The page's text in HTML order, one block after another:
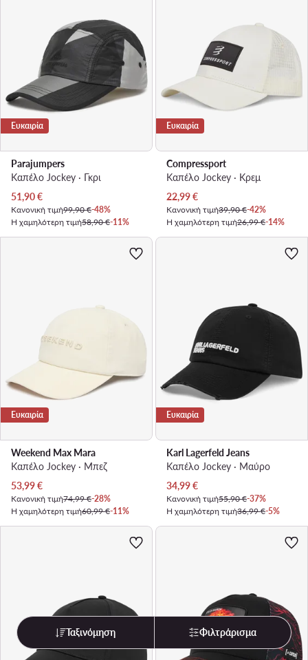
Ευκαιρία
Parajumpers
Καπέλο Jockey · Γκρι
Τρέχουσα τιμή
51,90€
Κανονική τιμή99,90 €-48%
Η χαμηλότερη τιμή58,90 €-11%
Ευκαιρία
Compressport
Καπέλο Jockey · Κρεμ
Τρέχουσα τιμή
22,99€
Κανονική τιμή39,90 €-42%
Η χαμηλότερη τιμή26,99 €-14%
Ευκαιρία
Weekend Max Mara
Καπέλο Jockey · Μπεζ
Τρέχουσα τιμή
53,99€
Κανονική τιμή74,99 €-28%
Η χαμηλότερη τιμή60,99 €-11%
Ευκαιρία
Karl Lagerfeld Jeans
Καπέλο Jockey · Μαύρο
Τρέχουσα τιμή
34,99€
Κανονική τιμή55,90 €-37%
Η χαμηλότερη τιμή36,99 €-5%
Ταξινόμηση Φιλτράρισμα